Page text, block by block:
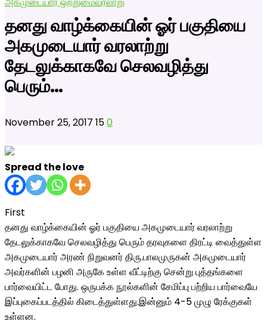
தனது வாழ்க்கையின் ஓர் பகுதியை
அகமுடையார் வரலாற்று
தேடலுக்காகவே செலவழித்து
பெரும்…
November 25, 2017 150
Spread the love
First
தனது வாழ்க்கையின் ஓர் பகுதியை அகமுடையார் வரலாற்று
தேடலுக்காகவே செலவழித்து பெரும் தரவுகளை திரட்டி வைத்துள்ள
அகமுடையார் அரண் நிறுவனர் திரு.பாலமுருகன் அகமுடையார்
அவர்களின் பழனி அருகே உள்ள வீட்டிற்கு சென்று புத்தங்களை
பார்வையிட்ட போது. ஒருபக்க நூல்களின் சேமிப்பு பற்றிய பார்வையே
இப்புகைப்படத்தில் கிடைத்துள்ளது.இன்னும் 4-5 முழு ரேக்குகள்
உள்ளன.